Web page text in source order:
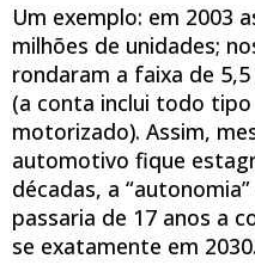
Um exemplo: em 2003
milhões de unidades;
rondaram a faixa de
(a conta inclui todo tipo
motorizado). Assim,
automotivo fique
décadas, a
passaria de 17 anos a
se exatamente em 2030.